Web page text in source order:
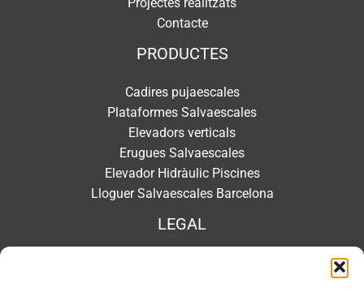
Contacte
PRODUCTES
Cadires pujaescales
Plataformes Salvaescales
Elevadors verticals
Erugues Salvaescales
Elevador Hidràulic Piscines
Lloguer Salvaescales Barcelona
LEGAL